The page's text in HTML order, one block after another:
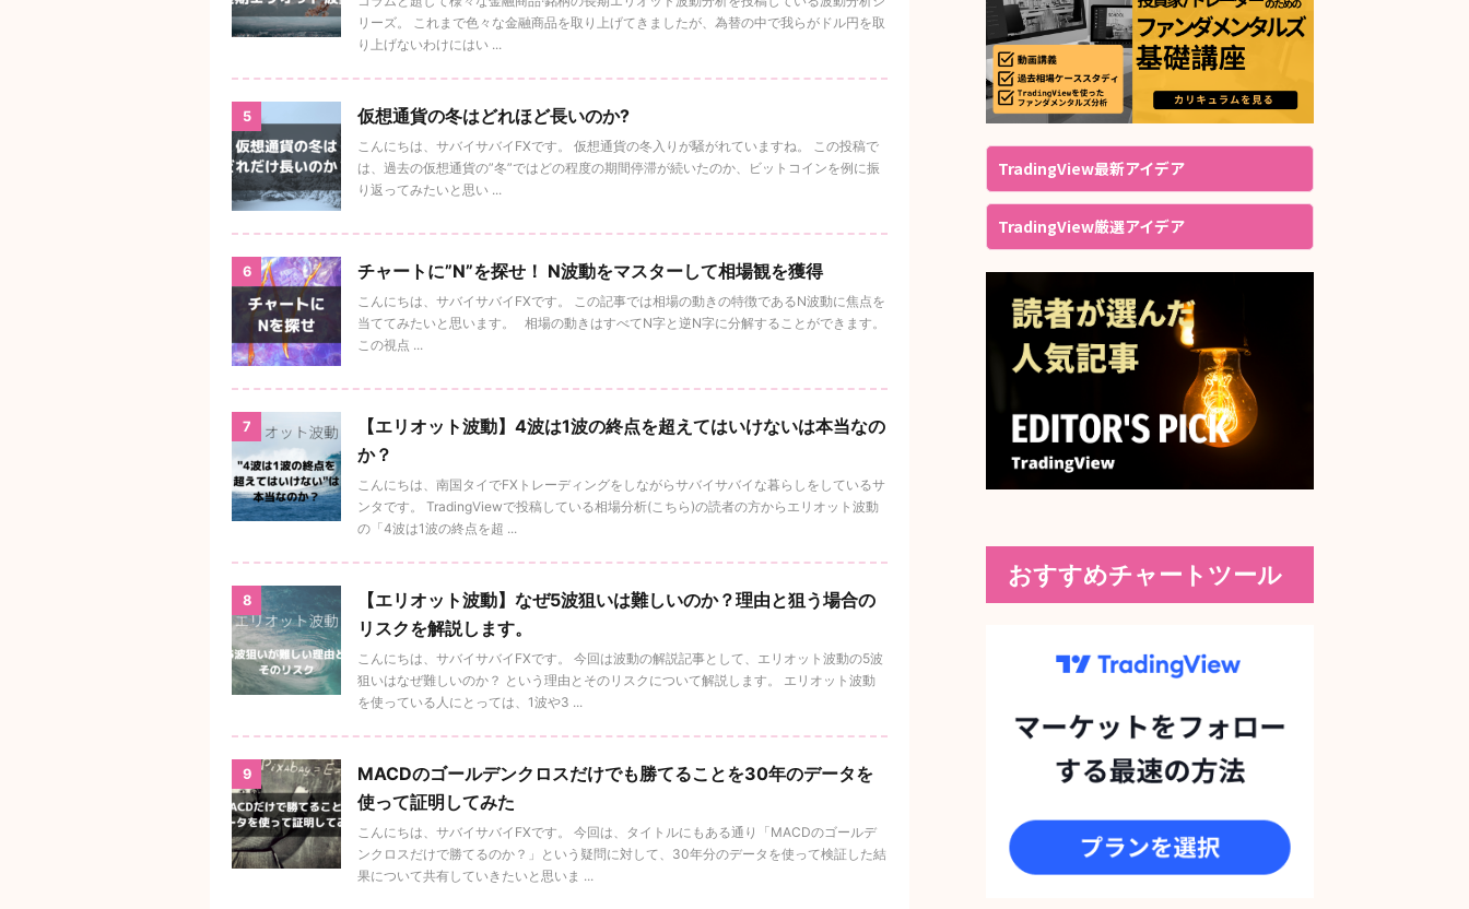
リーズ。 これまで色々な金融商品を取り上げてきましたが、為替の中で我らがドル円を取
り上げないわけにはい ...
5 仮想通貨の冬はどれほど長いのか?
こんにちは、サバイサバイFXです。 仮想通貨の冬入りが騒がれていますね。 この投稿で
は、過去の仮想通貨の”冬”ではどの程度の期間停滞が続いたのか、ビットコインを例に振
り返ってみたいと思い ...
6 チャートに”N”を探せ！ N波動をマスターして相場観を獲得
こんにちは、サバイサバイFXです。 この記事では相場の動きの特徴であるN波動に焦点を
当ててみたいと思います。 相場の動きはすべてN字と逆N字に分解することができます。
この視点 ...
7
【エリオット波動】4波は1波の終点を超えてはいけないは本当なの
か？
こんにちは、南国タイでFXトレーディングをしながらサバイサバイな暮らしをしているサ
ンタです。 TradingViewで投稿している相場分析(こちら)の読者の方からエリオット波動
の「4波は1波の終点を超 ...
8
【エリオット波動】なぜ5波狙いは難しいのか？理由と狙う場合の
リスクを解説します。
こんにちは、サバイサバイFXです。 今回は波動の解説記事として、エリオット波動の5波
狙いはなぜ難しいのか？ という理由とそのリスクについて解説します。 エリオット波動
を使っている人にとっては、1波や3 ...
9
MACDのゴールデンクロスだけでも勝てることを30年のデータを
使って証明してみた
こんにちは、サバイサバイFXです。 今回は、タイトルにもある通り「MACDのゴールデ
ンクロスだけで勝てるのか？」という疑問に対して、30年分のデータを使って検証した結
果について共有していきたいと思いま ...
TradingView最新アイデア
TradingView厳選アイデア
おすすめチャートツール